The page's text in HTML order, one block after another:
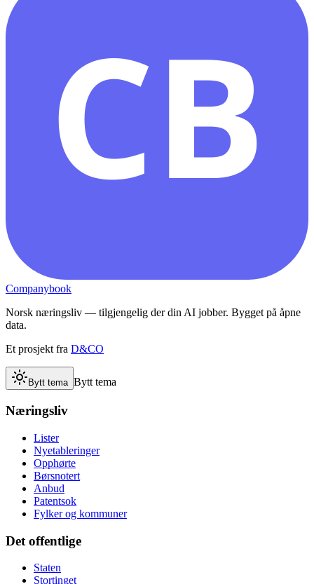
CB
Companybook
Norsk næringsliv — tilgjengelig der din AI jobber. Bygget på åpne
data.
Et prosjekt fra D&CO
Bytt tema Bytt tema
Næringsliv
Lister
Nyetableringer
Opphørte
Børsnotert
Anbud
Patentsok
Fylker og kommuner
Det offentlige
Staten
Stortinget